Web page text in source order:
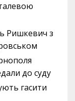
Ришкевич з
до суду
гасити